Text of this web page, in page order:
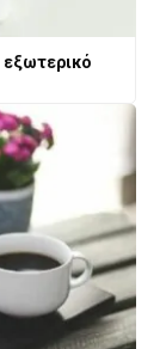
εξωτερικό